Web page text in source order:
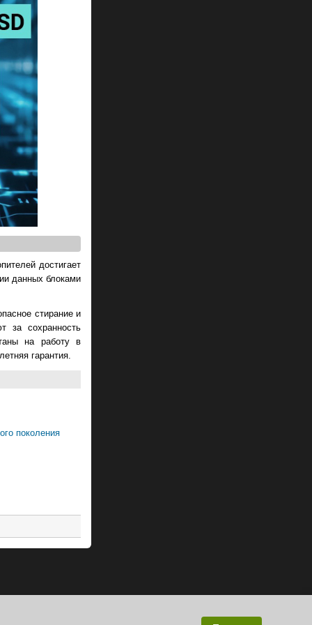
достигает
данных блоками
стирание и
за сохранность
на работу в
гарантия.
поколения